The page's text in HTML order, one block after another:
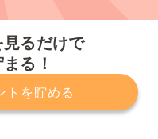
るだけで
る！
トを貯める
約
運営会社